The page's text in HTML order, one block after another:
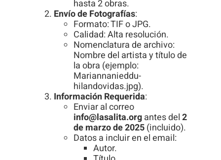
hasta 2 obras.
Envío de Fotografías:
Formato: TIF o JPG.
Calidad: Alta resolución.
Nomenclatura de archivo:
Nombre del artista y título de
la obra (ejemplo:
Mariannanieddu-
hilandovidas.jpg).
Información Requerida:
Enviar al correo
info@lasalita.organtes del2
de marzo de 2025(incluido).
Datos a incluir en el email:
Autor.
visita. Si
rechaza estas
cookies,
algunas
funcionalidades
desaparecerán
de la web.